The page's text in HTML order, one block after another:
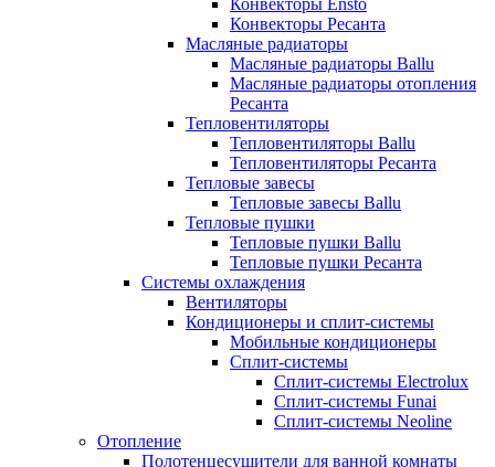
Конвекторы Ensto
Конвекторы Ресанта
Масляные радиаторы
Масляные радиаторы Ballu
Масляные радиаторы отопления
Ресанта
Тепловентиляторы
Тепловентиляторы Ballu
Тепловентиляторы Ресанта
Тепловые завесы
Тепловые завесы Ballu
Тепловые пушки
Тепловые пушки Ballu
Тепловые пушки Ресанта
Системы охлаждения
Вентиляторы
Кондиционеры и сплит-системы
Мобильные кондиционеры
Сплит-системы
Сплит-системы Electrolux
Сплит-системы Funai
Сплит-системы Neoline
Отопление
Полотенцесушители для ванной комнаты